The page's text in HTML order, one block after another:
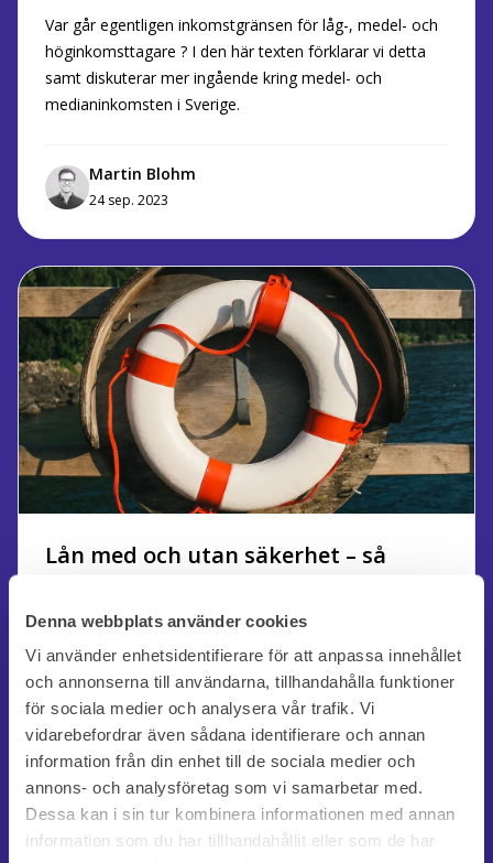
Denna webbplats använder cookies
Vi använder enhetsidentifierare för att anpassa innehållet
och annonserna till användarna, tillhandahålla funktioner
för sociala medier och analysera vår trafik. Vi
vidarebefordrar även sådana identifierare och annan
information från din enhet till de sociala medier och
annons- och analysföretag som vi samarbetar med.
Dessa kan i sin tur kombinera informationen med annan
information som du har tillhandahållit eller som de har
Var går egentligen inkomstgränsen för låg-, medel- och
höginkomsttagare ? I den här texten förklarar vi detta
samt diskuterar mer ingående kring medel- och
medianinkomsten i Sverige.
Martin Blohm
24 sep. 2023
Lån med och utan säkerhet – så
Vad innebär egentligen säkerhet vid lån och vad är
skillnaden mellan ett lån med säkerhet och ett lån utan
säkerhet? Här reder vi ut just detta samt tar upp hur
pantsättning och säkerheter fungerar för olika lån.
Martin Blohm
22 sep. 2023